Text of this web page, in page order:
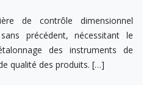
de contrôle dimensionnel
précédent, nécessitant le
des instruments de
qualité des produits. […]